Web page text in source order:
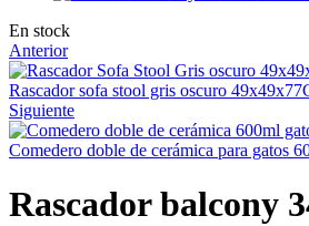
Availability:
En stock
Anterior
Rascador sofa stool gris oscuro
Siguiente
Comedero doble de cerámica para gatos
Rascador balcony